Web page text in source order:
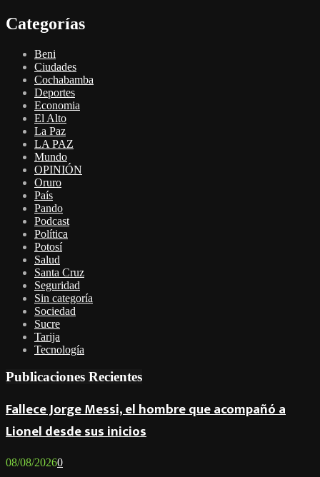
Categorías
Beni
Ciudades
Cochabamba
Deportes
Economia
El Alto
La Paz
LA PAZ
Mundo
OPINIÓN
Oruro
País
Pando
Podcast
Política
Potosí
Salud
Santa Cruz
Seguridad
Sin categoría
Sociedad
Sucre
Tarija
Tecnología
Publicaciones Recientes
Fallece Jorge Messi, el hombre que acompañó a
Lionel desde sus inicios
08/08/20260